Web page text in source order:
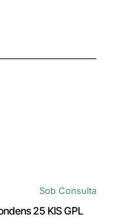
Sob Consulta
25 KIS GPL